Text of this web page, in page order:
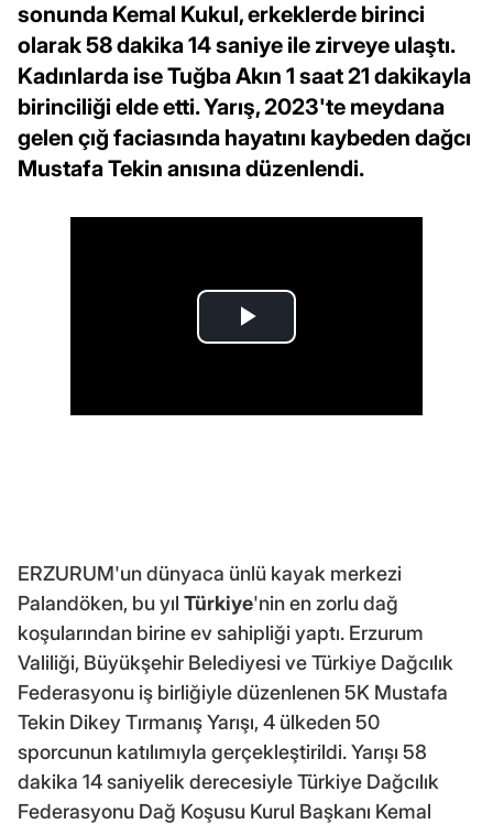
sonunda Kemal Kukul, erkeklerde birinci
olarak 58 dakika 14 saniye ile zirveye ulaştı.
Kadınlarda ise Tuğba Akın 1 saat 21 dakikayla
birinciliği elde etti. Yarış, 2023'te meydana
gelen çığ faciasında hayatını kaybeden dağcı
Mustafa Tekin anısına düzenlendi.
ERZURUM'un dünyaca ünlü kayak merkezi
Palandöken, bu yıl Türkiye'nin en zorlu dağ
koşularından birine ev sahipliği yaptı. Erzurum
Valiliği, Büyükşehir Belediyesi ve Türkiye Dağcılık
Federasyonu iş birliğiyle düzenlenen 5K Mustafa
Tekin Dikey Tırmanış Yarışı, 4 ülkeden 50
sporcunun katılımıyla gerçekleştirildi. Yarışı 58
dakika 14 saniyelik derecesiyle Türkiye Dağcılık
Federasyonu Dağ Koşusu Kurul Başkanı Kemal